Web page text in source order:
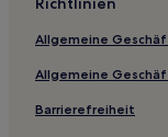
Aparthotels in
Allgemeine
Allgemeine
Barrierefreiheit